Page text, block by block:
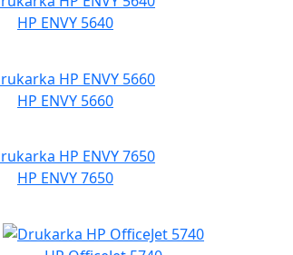
HP ENVY 5640
HP ENVY 5660
HP ENVY 7650